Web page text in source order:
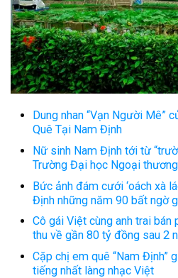
Dung nhan “Vạn Người Mê”
Quê Tại Nam Định
Nữ sinh Nam Định tới từ
Trường Đại học Ngoại
Bức ảnh đám cưới ‘oách xà
Định những năm 90 bất ngờ
Cô gái Việt cùng anh trai
thu về gần 80 tỷ đồng sau 2
Cặp chị em quê “Nam Định”
tiếng nhất làng nhạc Việt